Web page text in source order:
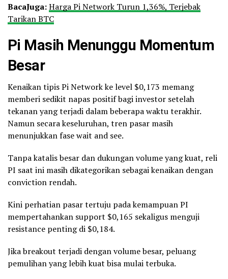
BacaJuga:Harga Pi Network Turun 1,36%, Terjebak
Tarikan BTC
Pi Masih Menunggu Momentum
Besar
Kenaikan tipis Pi Network ke level $0,173 memang
memberi sedikit napas positif bagi investor setelah
tekanan yang terjadi dalam beberapa waktu terakhir.
Namun secara keseluruhan, tren pasar masih
menunjukkan fase wait and see.
Tanpa katalis besar dan dukungan volume yang kuat, reli
PI saat ini masih dikategorikan sebagai kenaikan dengan
conviction rendah.
Kini perhatian pasar tertuju pada kemampuan PI
mempertahankan support $0,165 sekaligus menguji
resistance penting di $0,184.
Jika breakout terjadi dengan volume besar, peluang
pemulihan yang lebih kuat bisa mulai terbuka.